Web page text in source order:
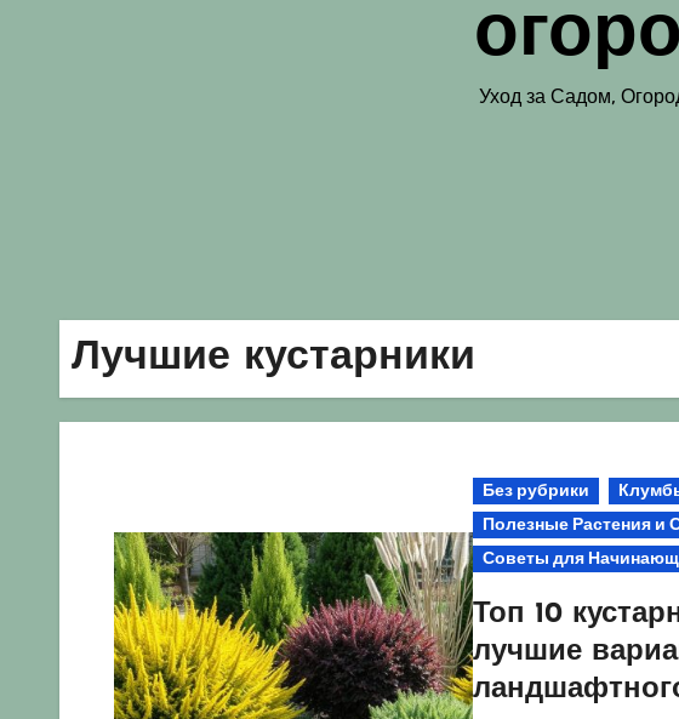
Уход за Садом,
Лучшие кустарники
Без рубрики
Полезные Растения и
Советы для
Топ 10
лучшие